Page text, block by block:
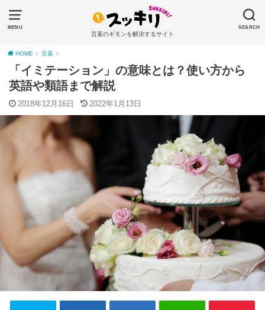
MENU SEARCH
言葉のギモンを解決するサイト
HOME 言葉
「イミテーション」の意味とは？使い方から
英語や類語まで解説
2018年12月16日 2022年1月13日